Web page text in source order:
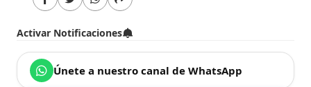
Activar Notificaciones
Únete a nuestro canal de WhatsApp